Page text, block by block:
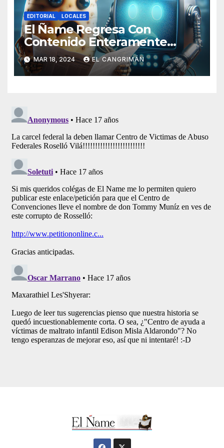
EDITORIAL LOCALES
El Ñame Regresa Con
Contenido Enteramente
Generado Por Inteligencia
Artificial
MAR 18, 2024 EL CANGRIMÁN